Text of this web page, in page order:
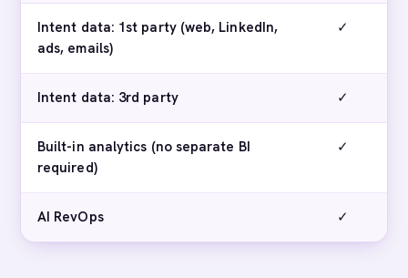
Intent data: 1st party (web, LinkedIn,
ads, emails)
✓
Intent data: 3rd party ✓
Built-in analytics (no separate BI
required)
✓
AI RevOps ✓